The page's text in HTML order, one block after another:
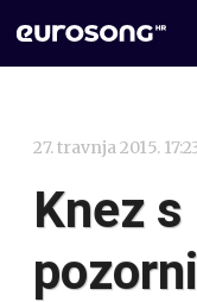
27. travnja 2015.
Knez